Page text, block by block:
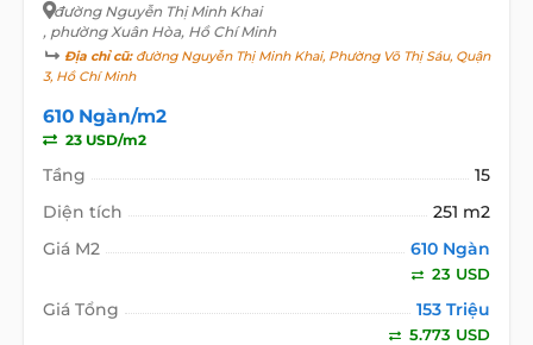
đường Nguyễn Thị Minh Khai
, phường Xuân Hòa, Hồ Chí Minh
Địa chỉ cũ:đường Nguyễn Thị Minh Khai, Phường Võ Thị Sáu, Quận
3, Hồ Chí Minh
610 Ngàn/m2
23 USD/m2
Tầng
15
Diện tích
251 m2
Giá M2
610 Ngàn
23 USD
Giá Tổng 153 Triệu
5.773 USD